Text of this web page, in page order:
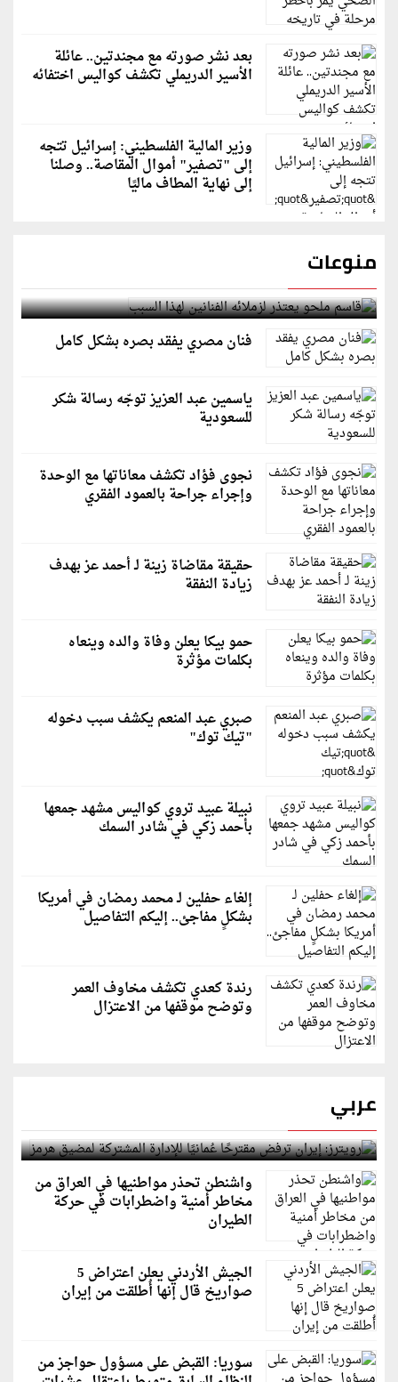
بعد نشر صورته مع مجندتين.. عائلة
الأسير الدريملي تكشف كواليس اختفائه
وزير المالية الفلسطيني: إسرائيل تتجه
إلى "تصفير" أموال المقاصة.. وصلنا
إلى نهاية المطاف ماليًا
منوعات
قاسم ملحو يعتذر لزملائه الفنانين لهذا السبب
فنان مصري يفقد بصره بشكل كامل
ياسمين عبد العزيز توجّه رسالة شكر
للسعودية
نجوى فؤاد تكشف معاناتها مع الوحدة
وإجراء جراحة بالعمود الفقري
حقيقة مقاضاة زينة لـ أحمد عز بهدف
زيادة النفقة
حمو بيكا يعلن وفاة والده وينعاه
بكلمات مؤثرة
صبري عبد المنعم يكشف سبب دخوله
"تيك توك"
نبيلة عبيد تروي كواليس مشهد جمعها
بأحمد زكي في شادر السمك
إلغاء حفلين لـ محمد رمضان في أمريكا
بشكلٍ مفاجئ.. إليكم التفاصيل
رندة كعدي تكشف مخاوف العمر
وتوضح موقفها من الاعتزال
عربي
رويترز: إيران ترفض مقترحًا عُمانيًا للإدارة المشتركة
لمضيق هرمز
واشنطن تحذر مواطنيها في العراق من
مخاطر أمنية واضطرابات في حركة
الطيران
الجيش الأردني يعلن اعتراض 5
صواريخ قال إنها أُطلقت من إيران
سوريا: القبض على مسؤول حواجز من